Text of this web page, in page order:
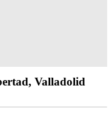
Valladolid